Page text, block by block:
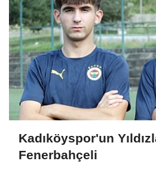
Kadıköyspor'un
Fenerbahçeli